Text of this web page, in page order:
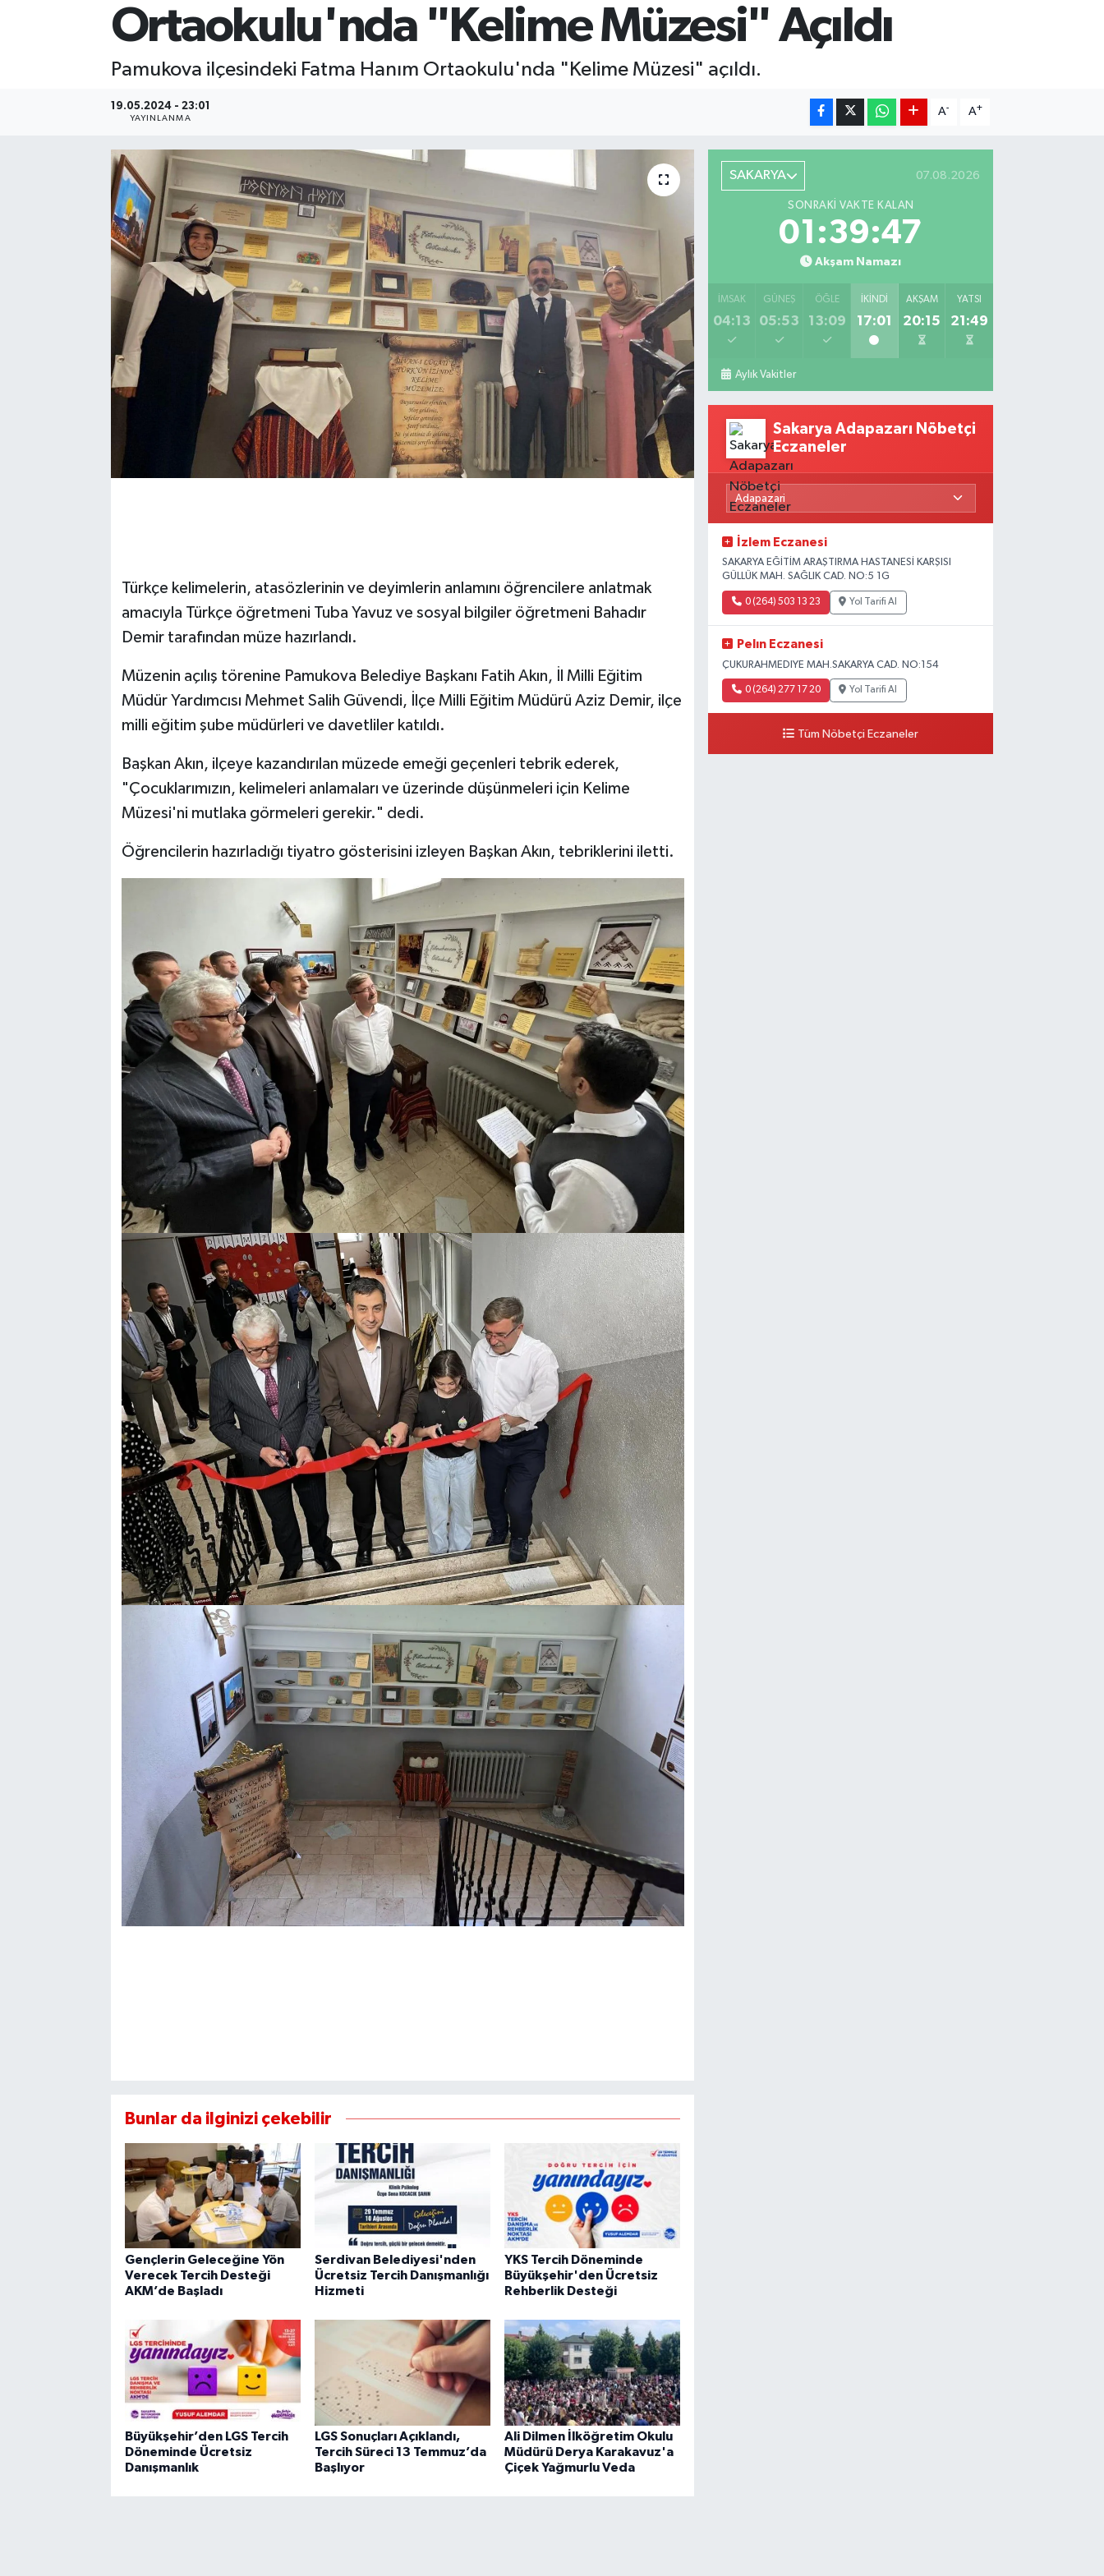
Ortaokulu'nda "Kelime Müzesi" Açıldı
Pamukova ilçesindeki Fatma Hanım Ortaokulu'nda "Kelime Müzesi" açıldı.
19.05.2024 - 23:01
YAYINLANMA
A- A+
Türkçe kelimelerin, atasözlerinin ve deyimlerin anlamını öğrencilere anlatmak
amacıyla Türkçe öğretmeni Tuba Yavuz ve sosyal bilgiler öğretmeni Bahadır
Demir tarafından müze hazırlandı.
Müzenin açılış törenine Pamukova Belediye Başkanı Fatih Akın, İl Milli Eğitim
Müdür Yardımcısı Mehmet Salih Güvendi, İlçe Milli Eğitim Müdürü Aziz Demir, ilçe
milli eğitim şube müdürleri ve davetliler katıldı.
Başkan Akın, ilçeye kazandırılan müzede emeği geçenleri tebrik ederek,
"Çocuklarımızın, kelimeleri anlamaları ve üzerinde düşünmeleri için Kelime
Müzesi'ni mutlaka görmeleri gerekir." dedi.
Öğrencilerin hazırladığı tiyatro gösterisini izleyen Başkan Akın, tebriklerini iletti.
Bunlar da ilginizi çekebilir
Gençlerin Geleceğine Yön
Verecek Tercih Desteği
AKM’de Başladı
Serdivan Belediyesi'nden
Ücretsiz Tercih Danışmanlığı
Hizmeti
YKS Tercih Döneminde
Büyükşehir'den Ücretsiz
Rehberlik Desteği
Büyükşehir’den LGS Tercih
Döneminde Ücretsiz
Danışmanlık
LGS Sonuçları Açıklandı,
Tercih Süreci 13 Temmuz’da
Başlıyor
Ali Dilmen İlköğretim Okulu
Müdürü Derya Karakavuz'a
Çiçek Yağmurlu Veda
SAKARYA 07.08.2026
SONRAKI VAKTE KALAN
01:39:45
Akşam Namazı
İMSAK
04:13
GÜNEŞ
05:53
ÖĞLE
13:09
İKINDI
17:01
AKŞAM
20:15
YATSI
21:49
Aylık Vakitler
Sakarya Adapazarı Nöbetçi
Eczaneler
İzlem Eczanesi
SAKARYA EĞİTİM ARAŞTIRMA HASTANESİ KARŞISI
GÜLLÜK MAH. SAĞLIK CAD. NO:5 1G
0 (264) 503 13 23 Yol Tarifi Al
Pelın Eczanesi
ÇUKURAHMEDIYE MAH.SAKARYA CAD. NO:154
0 (264) 277 17 20 Yol Tarifi Al
Tüm Nöbetçi Eczaneler